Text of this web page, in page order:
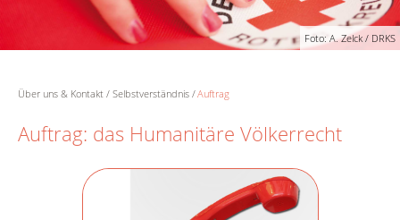
Foto: A. Zelck / DRKS
Über uns & Kontakt Selbstverständnis Auftrag
Auftrag: das Humanitäre Völkerrecht